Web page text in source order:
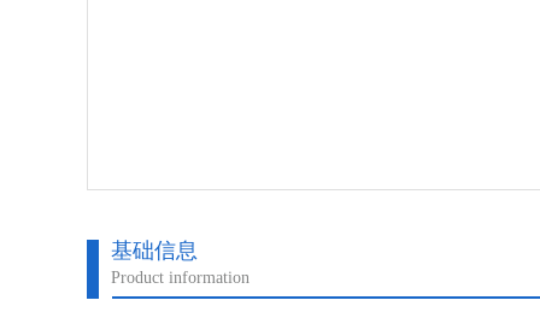
基础信息
Product information